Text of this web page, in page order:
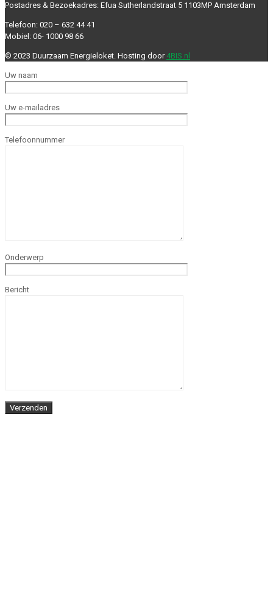
Postadres & Bezoekadres: Efua Sutherlandstraat 5 1103MP Amsterdam
Telefoon: 020 – 632 44 41
Mobiel: 06- 1000 98 66
© 2023 Duurzaam Energieloket. Hosting door 4BIS.nl
Uw naam
Uw e-mailadres
Telefoonnummer
Onderwerp
Bericht